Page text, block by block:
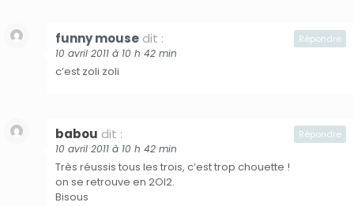
funny mouse dit :
10 avril 2011 à 10 h 42 min
c’est zoli zoli
Répondre
babou dit :
10 avril 2011 à 10 h 42 min
Très réussis tous les trois, c’est trop chouette !
on se retrouve en 2OI2.
Bisous
Répondre